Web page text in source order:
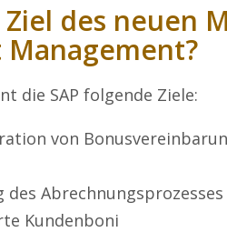
Ziel des neuen
die SAP folgende Ziele:
von
des
Kundenboni